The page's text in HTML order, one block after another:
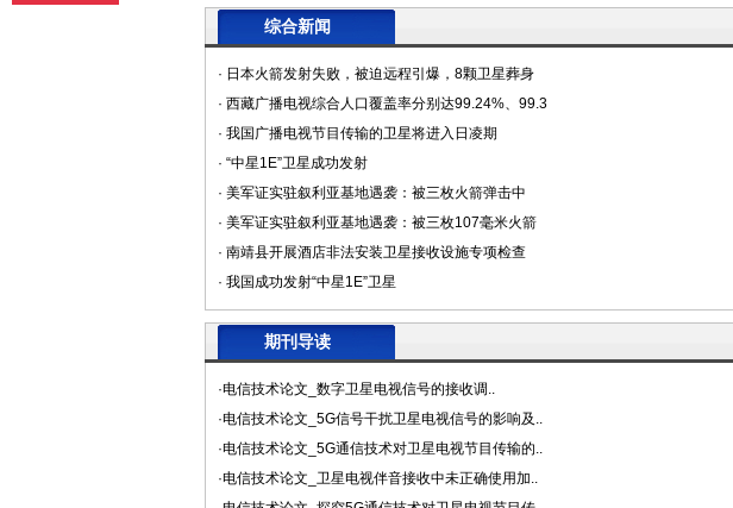
综合新闻
· 日本火箭发射失败，被迫远程引爆，8颗卫星葬身
· 西藏广播电视综合人口覆盖率分别达99.24%、99.3
· 我国广播电视节目传输的卫星将进入日凌期
· “中星1E”卫星成功发射
· 美军证实驻叙利亚基地遇袭：被三枚火箭弹击中
· 美军证实驻叙利亚基地遇袭：被三枚107毫米火箭
· 南靖县开展酒店非法安装卫星接收设施专项检查
· 我国成功发射“中星1E”卫星
期刊导读
·电信技术论文_数字卫星电视信号的接收调..
·电信技术论文_5G信号干扰卫星电视信号的影响及..
·电信技术论文_5G通信技术对卫星电视节目传输的..
·电信技术论文_卫星电视伴音接收中未正确使用加..